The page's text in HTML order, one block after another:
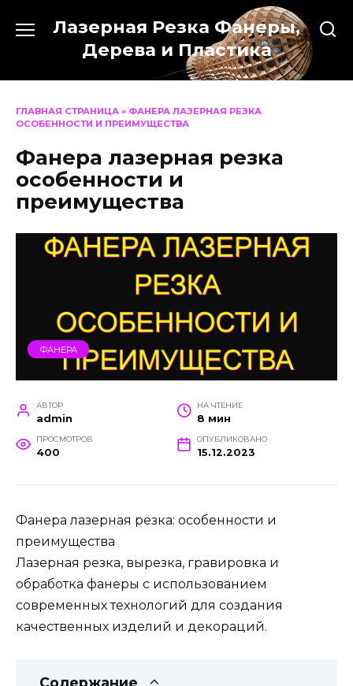
содержанию
Лазерная Резка Фанеры,
Дерева и Пластика
ГЛАВНАЯ СТРАНИЦА » ФАНЕРА ЛАЗЕРНАЯ РЕЗКА
ОСОБЕННОСТИ И ПРЕИМУЩЕСТВА
Фанера лазерная резка
особенности и
преимущества
ФАНЕРА
АВТОР
admin
НА ЧТЕНИЕ
8 мин
ПРОСМОТРОВ
400
ОПУБЛИКОВАНО
15.12.2023
Фанера лазерная резка: особенности и
преимущества
Лазерная резка, вырезка, гравировка и
обработка фанеры с использованием
современных технологий для создания
качественных изделий и декораций.
Содержание